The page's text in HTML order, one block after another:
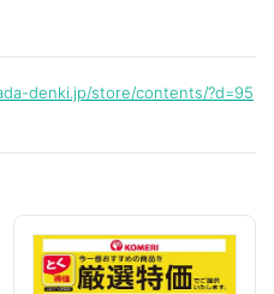
denki.jp/store/contents/?d=95